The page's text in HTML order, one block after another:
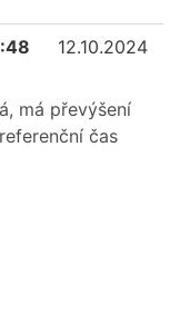
12.10.2024
má převýšení
čas